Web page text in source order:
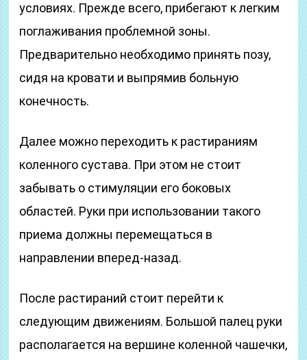
условиях. Прежде всего, прибегают к легким
поглаживания проблемной зоны.
Предварительно необходимо принять позу,
сидя на кровати и выпрямив больную
конечность.
Далее можно переходить к растираниям
коленного сустава. При этом не стоит
забывать о стимуляции его боковых
областей. Руки при использовании такого
приема должны перемещаться в
направлении вперед-назад.
После растираний стоит перейти к
следующим движениям. Большой палец руки
располагается на вершине коленной чашечки,